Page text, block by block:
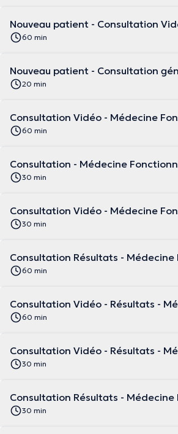
Nouveau patient - Consultation
60 min
Nouveau patient - Consultation
20 min
Consultation Vidéo - Médecine
60 min
Consultation - Médecine
30 min
Consultation Vidéo - Médecine
30 min
Consultation Résultats - Médecine
60 min
Consultation Vidéo - Résultats -
60 min
Consultation Vidéo - Résultats -
30 min
Consultation Résultats -
30 min